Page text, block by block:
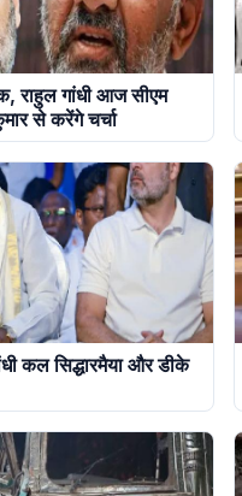
राहुल गांधी आज सीएम
से करेंगे चर्चा
कल सिद्धारमैया और डीके